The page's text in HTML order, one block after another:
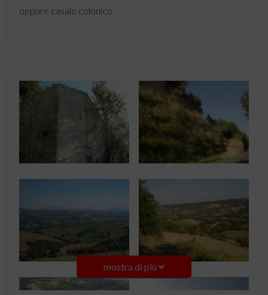
oppure casale colonico.
mostra di più